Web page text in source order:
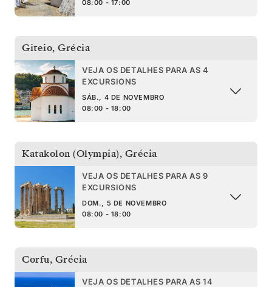
08:00 - 17:00
Giteio, Grécia
VEJA OS DETALHES PARA AS 4
EXCURSIONS
SÁB., 4 DE NOVEMBRO
08:00 - 18:00
Katakolon (Olympia), Grécia
VEJA OS DETALHES PARA AS 9
EXCURSIONS
DOM., 5 DE NOVEMBRO
08:00 - 18:00
Corfu, Grécia
VEJA OS DETALHES PARA AS 14